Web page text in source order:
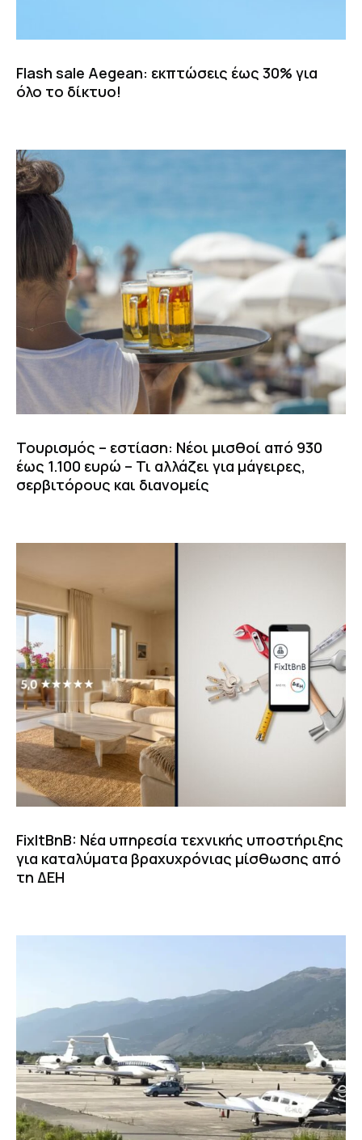
Flash sale Aegean: εκπτώσεις έως 30% για
όλο το δίκτυο!
Τουρισμός – εστίαση: Νέοι μισθοί από 930
έως 1.100 ευρώ – Τι αλλάζει για μάγειρες,
σερβιτόρους και διανομείς
FixItBnB: Νέα υπηρεσία τεχνικής υποστήριξης
για καταλύματα βραχυχρόνιας μίσθωσης από
τη ΔΕΗ